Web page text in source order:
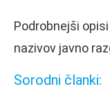
Podrobnejši
nazivov javno
Sorodni članki: